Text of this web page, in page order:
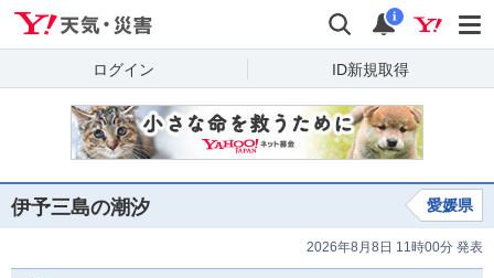
検索 通知
i
ログイン ID新規取得
伊予三島の潮汐 愛媛県
2026年8月8日 11時00分 発表